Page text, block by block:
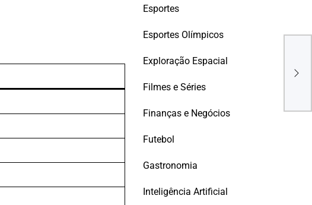
Esportes
Esportes Olímpicos
Exploração Espacial
Filmes e Séries
Finanças e Negócios
Futebol
Gastronomia
Inteligência Artificial